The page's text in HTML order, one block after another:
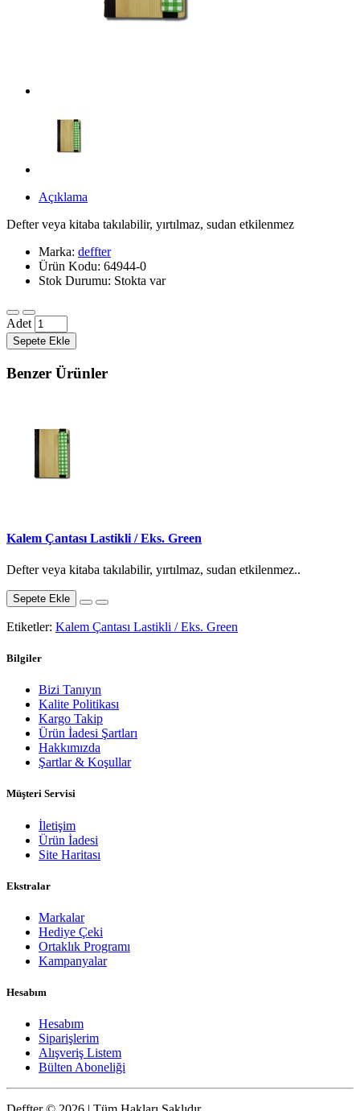
Açıklama
Defter veya kitaba takılabilir, yırtılmaz, sudan etkilenmez
Marka: deffter
Ürün Kodu: 64944-0
Stok Durumu: Stokta var
Adet
Sepete Ekle
Benzer Ürünler
Kalem Çantası Lastikli / Eks. Green
Defter veya kitaba takılabilir, yırtılmaz, sudan etkilenmez..
Sepete Ekle
Etiketler: Kalem Çantası Lastikli / Eks. Green
Bilgiler
Bizi Tanıyın
Kalite Politikası
Kargo Takip
Ürün İadesi Şartları
Hakkımızda
Şartlar & Koşullar
Müşteri Servisi
İletişim
Ürün İadesi
Site Haritası
Ekstralar
Markalar
Hediye Çeki
Ortaklık Programı
Kampanyalar
Hesabım
Hesabım
Siparişlerim
Alışveriş Listem
Bülten Aboneliği